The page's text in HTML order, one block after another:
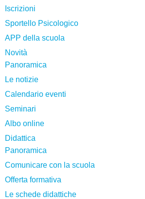
Iscrizioni
Sportello Psicologico
APP della scuola
Novità
Panoramica
Le notizie
Calendario eventi
Seminari
Albo online
Didattica
Panoramica
Comunicare con la scuola
Offerta formativa
Le schede didattiche